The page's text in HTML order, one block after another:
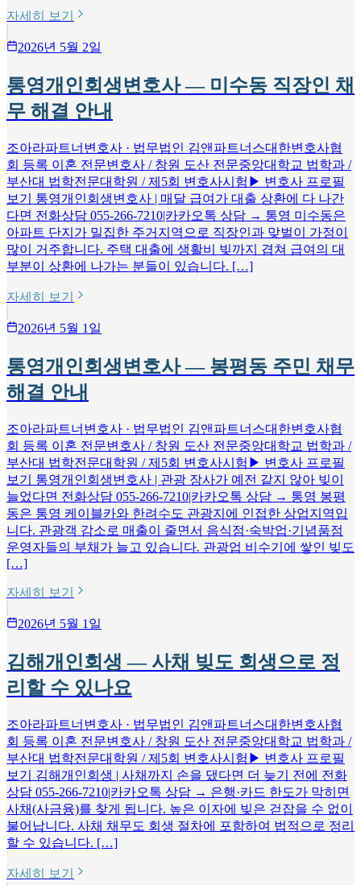
자세히 보기
2026년 5월 2일
통영개인회생변호사 — 미수동 직장인 채
무 해결 안내
조아라파트너변호사 · 법무법인 김앤파트너스대한변호사협
회 등록 이혼 전문변호사 / 창원 도산 전문중앙대학교 법학과 /
부산대 법학전문대학원 / 제5회 변호사시험▶ 변호사 프로필
보기 통영개인회생변호사 | 매달 급여가 대출 상환에 다 나간
다면 전화상담 055-266-7210|카카오톡 상담 → 통영 미수동은
아파트 단지가 밀집한 주거지역으로 직장인과 맞벌이 가정이
많이 거주합니다. 주택 대출에 생활비 빚까지 겹쳐 급여의 대
부분이 상환에 나가는 분들이 있습니다. […]
자세히 보기
2026년 5월 1일
통영개인회생변호사 — 봉평동 주민 채무
해결 안내
조아라파트너변호사 · 법무법인 김앤파트너스대한변호사협
회 등록 이혼 전문변호사 / 창원 도산 전문중앙대학교 법학과 /
부산대 법학전문대학원 / 제5회 변호사시험▶ 변호사 프로필
보기 통영개인회생변호사 | 관광 장사가 예전 같지 않아 빚이
늘었다면 전화상담 055-266-7210|카카오톡 상담 → 통영 봉평
동은 통영 케이블카와 한려수도 관광지에 인접한 상업지역입
니다. 관광객 감소로 매출이 줄면서 음식점·숙박업·기념품점
운영자들의 부채가 늘고 있습니다. 관광업 비수기에 쌓인 빚도
[…]
자세히 보기
2026년 5월 1일
김해개인회생 — 사채 빚도 회생으로 정
리할 수 있나요
조아라파트너변호사 · 법무법인 김앤파트너스대한변호사협
회 등록 이혼 전문변호사 / 창원 도산 전문중앙대학교 법학과 /
부산대 법학전문대학원 / 제5회 변호사시험▶ 변호사 프로필
보기 김해개인회생 | 사채까지 손을 댔다면 더 늦기 전에 전화
상담 055-266-7210|카카오톡 상담 → 은행·카드 한도가 막히면
사채(사금융)를 찾게 됩니다. 높은 이자에 빚은 걷잡을 수 없이
불어납니다. 사채 채무도 회생 절차에 포함하여 법적으로 정리
할 수 있습니다. […]
자세히 보기